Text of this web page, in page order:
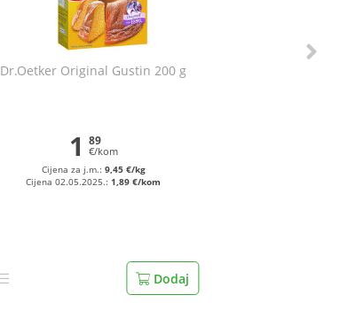
Dr.Oetker Original Gustin 200 g
1 89
€/kom
Cijena za j.m.: 9,45 €/kg
Cijena 02.05.2025.:1,89 €/kom
Dodaj